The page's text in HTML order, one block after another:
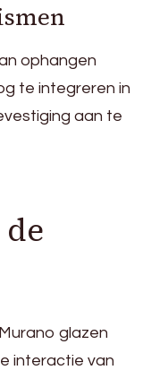
ophangen
te integreren in
aan te
glazen
interactie van